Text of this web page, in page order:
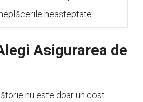
neașteptate.
Asigurarea de
nu este doar un cost